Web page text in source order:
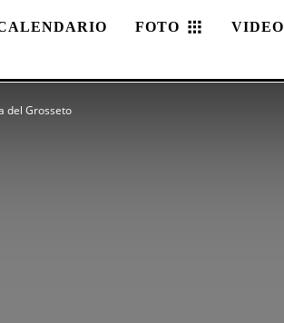
FOTO VIDEO
del Grosseto